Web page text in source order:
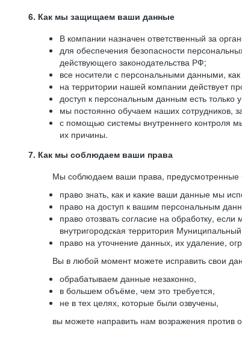
6. Как мы защищаем ваши данные
В компании назначен ответственный за
для обеспечения безопасности
действующего законодательства РФ;
все носители с персональными данными,
на территории нашей компании действует
доступ к персональным данным есть только
мы постоянно обучаем наших сотрудников,
с помощью системы внутреннего контроля
их причины.
7. Как мы соблюдаем ваши права
Мы соблюдаем ваши права, предусмотренные
право знать, как и какие ваши данные мы
право на доступ к вашим персональным
право отозвать согласие на обработку,
внутригородская территория
право на уточнение данных, их удаление,
Вы в любой момент можете исправить свои
обрабатываем данные незаконно,
в большем объёме, чем это требуется,
не в тех целях, которые были озвучены,
вы можете направить нам возражения против